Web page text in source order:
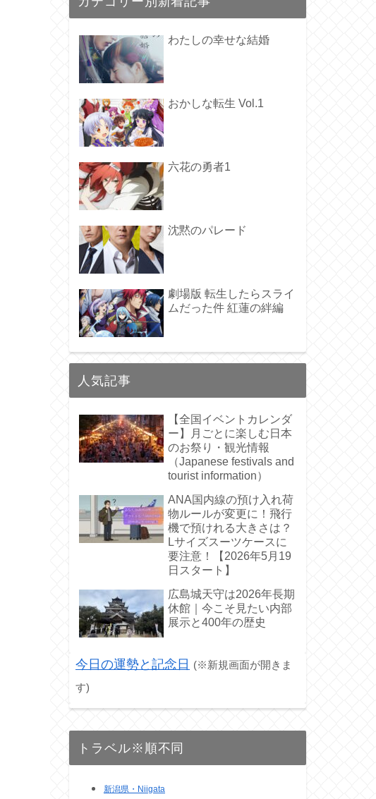
わたしの幸せな結婚
おかしな転生 Vol.1
六花の勇者1
沈黙のパレード
劇場版 転生したらスライ
ムだった件 紅蓮の絆編
人気記事
【全国イベントカレンダ
ー】月ごとに楽しむ日本
のお祭り・観光情報
（Japanese festivals and
tourist information）
ANA国内線の預け入れ荷
物ルールが変更に！飛行
機で預けれる大きさは？
Lサイズスーツケースに
要注意！【2026年5月19
日スタート】
広島城天守は2026年長期
休館｜今こそ見たい内部
展示と400年の歴史
今日の運勢と記念日 (※新規画面が開きま
す)
トラベル※順不同
新潟県・Niigata